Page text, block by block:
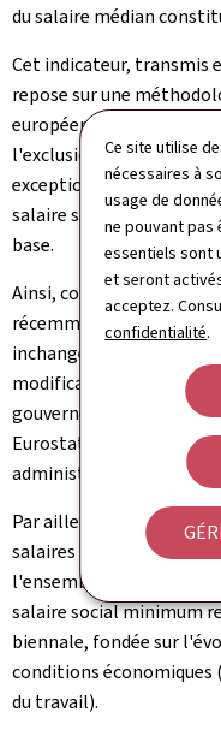
Ce site utilise
nécessaires à
usage de
ne pouvant pas
essentiels sont
et seront
acceptez.
confidentialité.
du salaire médian
Cet indicateur, transmis
repose sur une
européenne. Celle-ci se
l'exclusion des
exceptionnelles, ce qui
salaire social minimum,
base.
Ainsi, contrairement à
récemment, la
inchangée depuis plus
modification récente. Les
gouvernement reposent
Eurostat et calculés par
administratives.
Par ailleurs, l'indexation
salaires s'applique au
l'ensemble des salaires.
salaire social minimum
biennale, fondée sur
conditions économiques
du travail).